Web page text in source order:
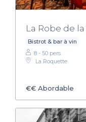
La Robe de
Bistrot & bar à vin
8 - 50 pers.
La Roquette
€€ Abordable